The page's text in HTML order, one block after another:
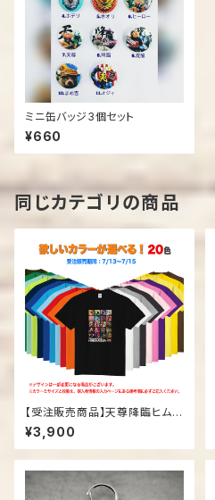
ミニ缶バッジ3個セット
¥660
同じカテゴリの商品
【受注販売商品】天尊降臨ヒムカ
イザー「オールキャラTシャツ」
¥3,900